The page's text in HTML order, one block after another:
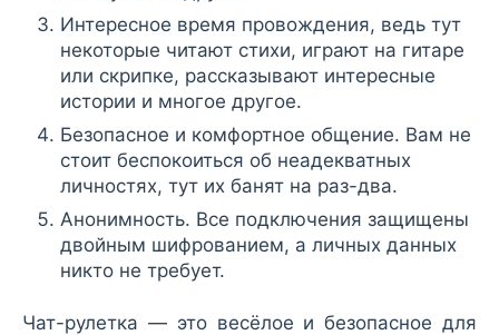
Интересное время провождения, ведь тут
некоторые читают стихи, играют на гитаре
или скрипке, рассказывают интересные
истории и многое другое.
Безопасное и комфортное общение. Вам не
стоит беспокоиться об неадекватных
личностях, тут их банят на раз-два.
Анонимность. Все подключения защищены
двойным шифрованием, а личных данных
никто не требует.
Чат-рулетка — это весёлое и безопасное для